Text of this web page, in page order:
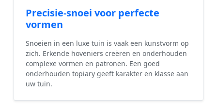
Precisie-snoei voor perfecte
vormen
Snoeien in een luxe tuin is vaak een kunstvorm op
zich. Erkende hoveniers creëren en onderhouden
complexe vormen en patronen. Een goed
onderhouden topiary geeft karakter en klasse aan
uw tuin.